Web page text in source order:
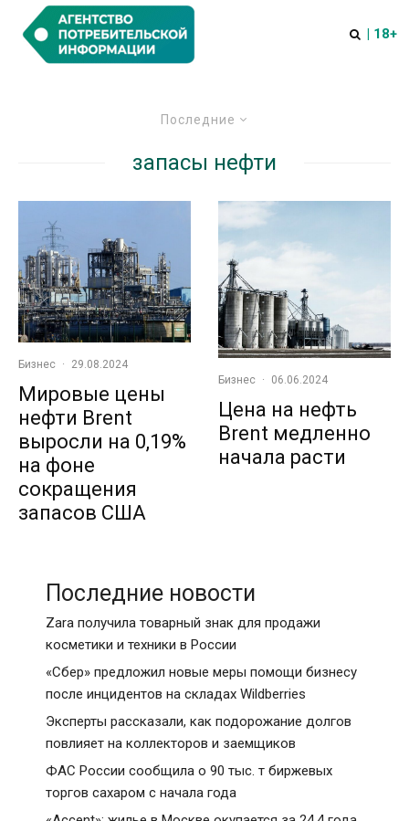
| 18+
Последние
запасы нефти
Бизнес · 29.08.2024
Мировые цены
нефти Brent
выросли на 0,19%
на фоне
сокращения
запасов США
Бизнес · 06.06.2024
Цена на нефть
Brent медленно
начала расти
Последние новости
Zara получила товарный знак для продажи
косметики и техники в России
«Сбер» предложил новые меры помощи бизнесу
после инцидентов на складах Wildberries
Эксперты рассказали, как подорожание долгов
повлияет на коллекторов и заемщиков
ФАС России сообщила о 90 тыс. т биржевых
торгов сахаром с начала года